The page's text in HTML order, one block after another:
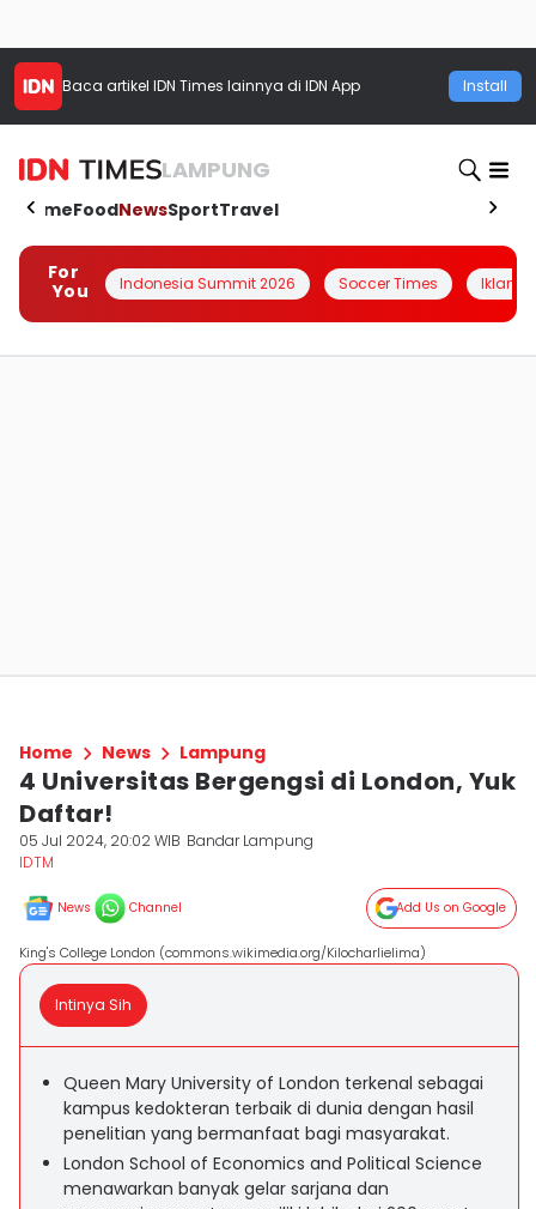
Baca artikel IDN Times lainnya di IDN App Install
LAMPUNG
HomeFoodNewsSportTravel
For
You
Indonesia Summit 2026 Soccer Times Iklanin
Home News Lampung
4 Universitas Bergengsi di London, Yuk
Daftar!
05 Jul 2024, 20:02 WIB Bandar Lampung
IDTM
News Channel Add Us on Google
King's College London (commons.wikimedia.org/Kilocharlielima)
Intinya Sih
Queen Mary University of London terkenal sebagai
kampus kedokteran terbaik di dunia dengan hasil
penelitian yang bermanfaat bagi masyarakat.
London School of Economics and Political Science
menawarkan banyak gelar sarjana dan